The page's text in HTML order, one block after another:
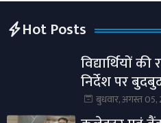
Hot Posts
विद्यार्थियों
निर्देश पर
रोड तैयार।
बुधवार, अगस्त